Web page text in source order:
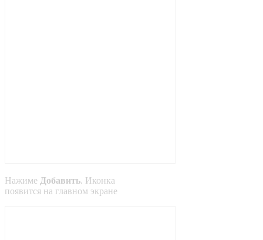
Нажиме Добавить. Иконка
появится на главном экране